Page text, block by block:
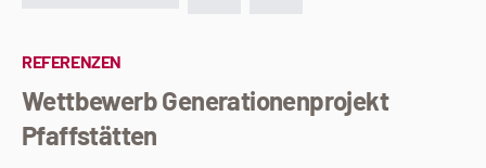
REFERENZEN
Wettbewerb Generationenprojekt
Pfaffstätten